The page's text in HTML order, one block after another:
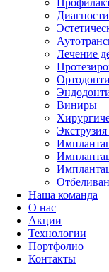
Лечение
Виниры
Экструзия
Наша команда
О нас
Акции
Технологии
Портфолио
Контакты